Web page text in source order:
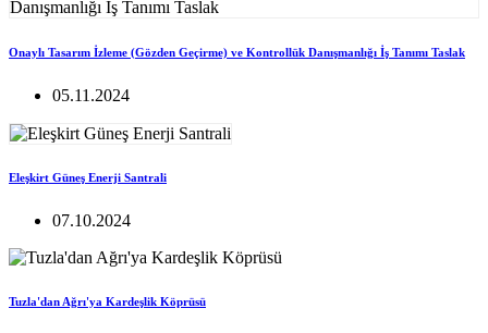
Onaylı Tasarım İzleme (Gözden Geçirme) ve Kontrollük Danışmanlığı İş Tanımı Taslak
05.11.2024
Eleşkirt Güneş Enerji Santrali
07.10.2024
Tuzla'dan Ağrı'ya Kardeşlik Köprüsü